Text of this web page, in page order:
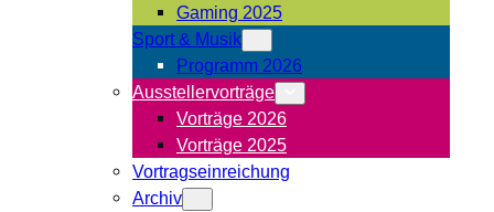
Gaming 2025
Sport & Musik
Programm 2026
Ausstellervorträge
Vorträge 2026
Vorträge 2025
Vortragseinreichung
Archiv